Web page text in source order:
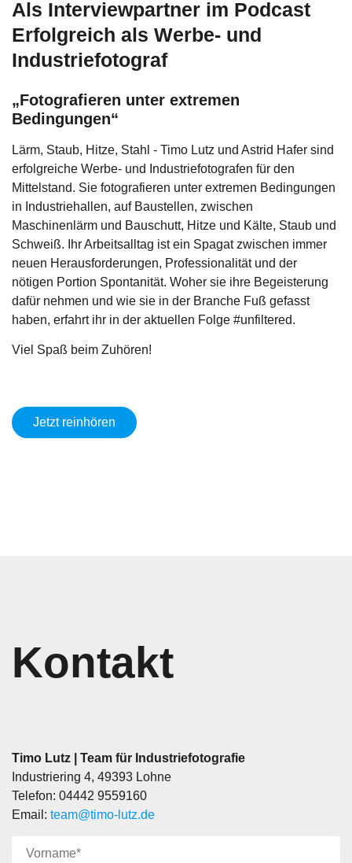
Als Interviewpartner im Podcast
Erfolgreich als Werbe- und
Industriefotograf
„Fotografieren unter extremen
Bedingungen“
Lärm, Staub, Hitze, Stahl - Timo Lutz und Astrid Hafer sind
erfolgreiche Werbe- und Industriefotografen für den
Mittelstand. Sie fotografieren unter extremen Bedingungen
in Industriehallen, auf Baustellen, zwischen
Maschinenlärm und Bauschutt, Hitze und Kälte, Staub und
Schweiß. Ihr Arbeitsalltag ist ein Spagat zwischen immer
neuen Herausforderungen, Professionalität und der
nötigen Portion Spontanität. Woher sie ihre Begeisterung
dafür nehmen und wie sie in der Branche Fuß gefasst
haben, erfahrt ihr in der aktuellen Folge #unfiltered.
Viel Spaß beim Zuhören!
Jetzt reinhören
Kontakt
Timo Lutz | Team für Industriefotografie
Industriering 4, 49393 Lohne
Telefon: 04442 9559160
Email: team@timo-lutz.de